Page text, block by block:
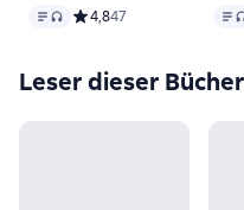
Text, Audioformat verfügbar
Средний рейтинг 4,8 на
4,847 Text
Leser dieser